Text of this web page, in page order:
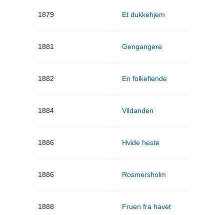
1879 Et dukkehjem
1881 Gengangere
1882 En folkefiende
1884 Vildanden
1886 Hvide heste
1886 Rosmersholm
1888 Fruen fra havet